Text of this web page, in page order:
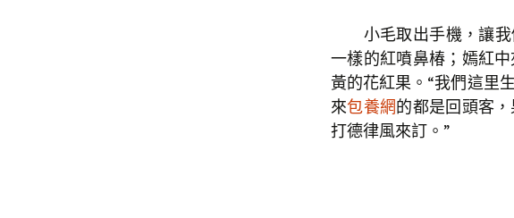
小毛取出手機，讓我
一樣的紅噴鼻椿；嫣紅
黃的花紅果。“我們這里
來包養網的都是回頭客
打德律風來訂。”